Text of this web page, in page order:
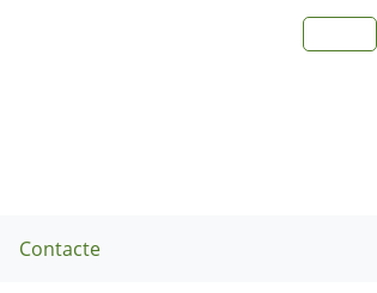
Contacte